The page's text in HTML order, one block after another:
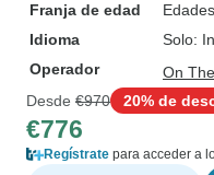
Franja de edad
Idioma
Solo:
Operador
On
Desde €970 20% de
€776
Regístrate para acceder a